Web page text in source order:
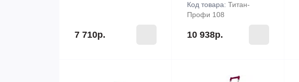
7 710р.
Код товара: Титан-
Профи 108
10 938р.